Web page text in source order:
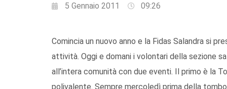
5 Gennaio 2011 09:26
Comincia un nuovo anno e la Fidas Salandra si
attività. Oggi e domani i volontari della sezione
all’intera comunità con due eventi. Il primo è la
polivalente. Sempre mercoledì prima della